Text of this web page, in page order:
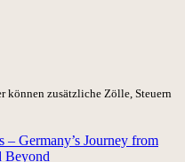
zusätzliche Zölle, Steuern